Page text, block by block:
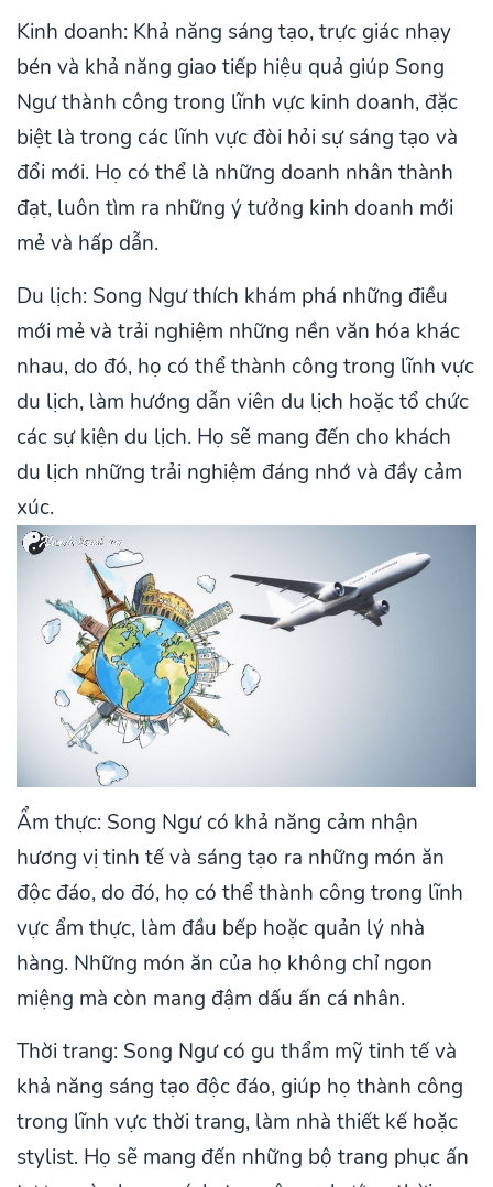
Kinh doanh: Khả năng sáng tạo, trực giác nhạy
bén và khả năng giao tiếp hiệu quả giúp Song
Ngư thành công trong lĩnh vực kinh doanh, đặc
biệt là trong các lĩnh vực đòi hỏi sự sáng tạo và
đổi mới. Họ có thể là những doanh nhân thành
đạt, luôn tìm ra những ý tưởng kinh doanh mới
mẻ và hấp dẫn.
Du lịch: Song Ngư thích khám phá những điều
mới mẻ và trải nghiệm những nền văn hóa khác
nhau, do đó, họ có thể thành công trong lĩnh vực
du lịch, làm hướng dẫn viên du lịch hoặc tổ chức
các sự kiện du lịch. Họ sẽ mang đến cho khách
du lịch những trải nghiệm đáng nhớ và đầy cảm
xúc.
Ẩm thực: Song Ngư có khả năng cảm nhận
hương vị tinh tế và sáng tạo ra những món ăn
độc đáo, do đó, họ có thể thành công trong lĩnh
vực ẩm thực, làm đầu bếp hoặc quản lý nhà
hàng. Những món ăn của họ không chỉ ngon
miệng mà còn mang đậm dấu ấn cá nhân.
Thời trang: Song Ngư có gu thẩm mỹ tinh tế và
khả năng sáng tạo độc đáo, giúp họ thành công
trong lĩnh vực thời trang, làm nhà thiết kế hoặc
stylist. Họ sẽ mang đến những bộ trang phục ấn